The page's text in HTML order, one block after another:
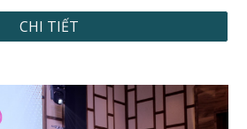
CHI TIẾT